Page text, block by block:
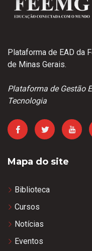
Plataforma de EAD da
de Minas Gerais.
Plataforma de Gestão
Tecnologia
Mapa do site
Biblioteca
Cursos
Notícias
Eventos